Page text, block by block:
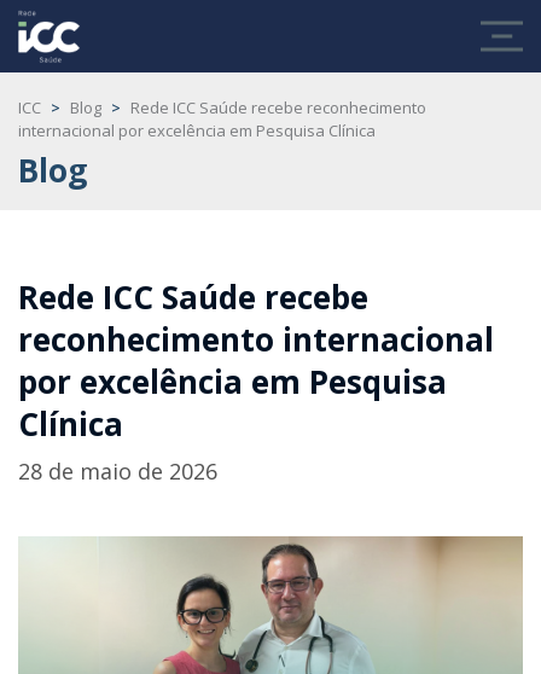
ICC > Blog > Rede ICC Saúde recebe reconhecimento
internacional por excelência em Pesquisa Clínica
Blog
Rede ICC Saúde recebe
reconhecimento internacional
por excelência em Pesquisa
Clínica
28 de maio de 2026